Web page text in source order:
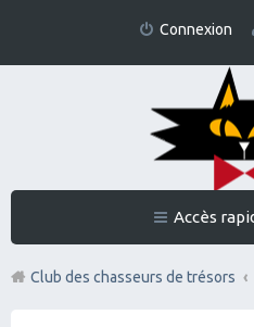
Connexion
Accès
Club des chasseurs de trésors